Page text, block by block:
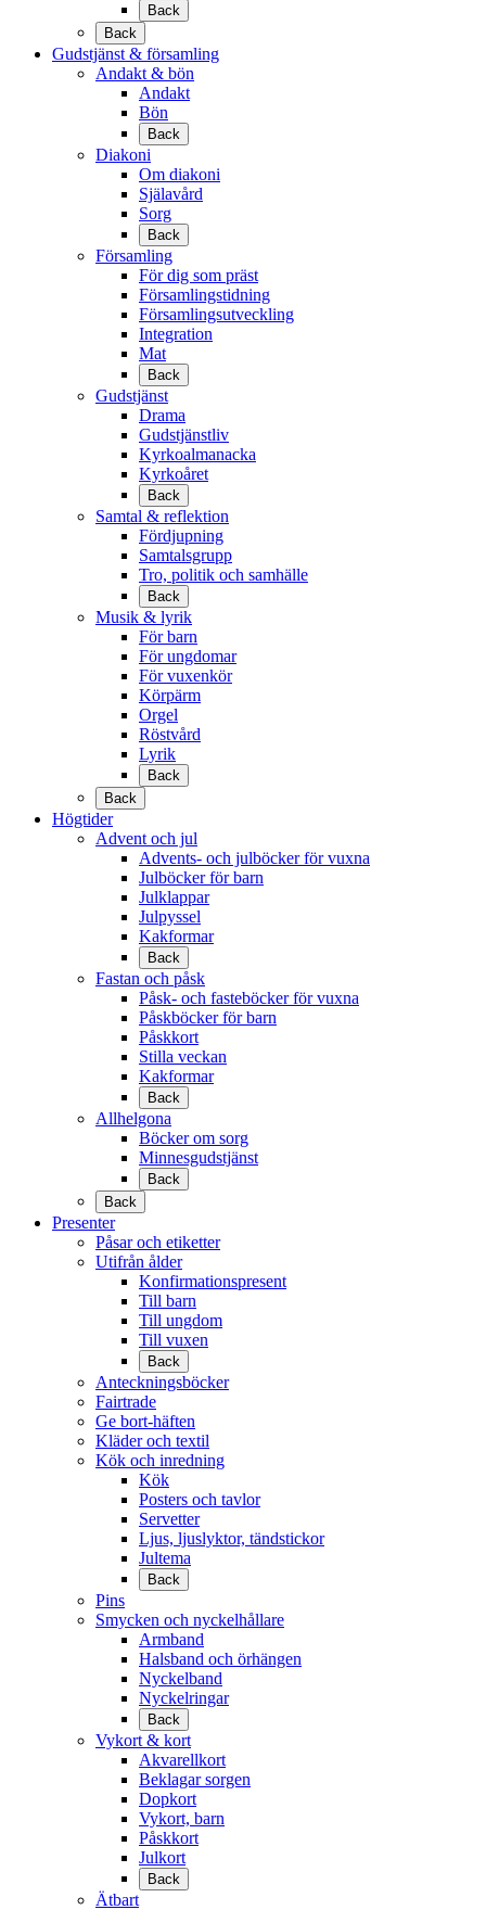
Back
Back
Gudstjänst & församling
Andakt & bön
Andakt
Bön
Back
Diakoni
Om diakoni
Själavård
Sorg
Back
Församling
För dig som präst
Församlingstidning
Församlingsutveckling
Integration
Mat
Back
Gudstjänst
Drama
Gudstjänstliv
Kyrkoalmanacka
Kyrkoåret
Back
Samtal & reflektion
Fördjupning
Samtalsgrupp
Tro, politik och samhälle
Back
Musik & lyrik
För barn
För ungdomar
För vuxenkör
Körpärm
Orgel
Röstvård
Lyrik
Back
Back
Högtider
Advent och jul
Advents- och julböcker för vuxna
Julböcker för barn
Julklappar
Julpyssel
Kakformar
Back
Fastan och påsk
Påsk- och fasteböcker för vuxna
Påskböcker för barn
Påskkort
Stilla veckan
Kakformar
Back
Allhelgona
Böcker om sorg
Minnesgudstjänst
Back
Back
Presenter
Påsar och etiketter
Utifrån ålder
Konfirmationspresent
Till barn
Till ungdom
Till vuxen
Back
Anteckningsböcker
Fairtrade
Ge bort-häften
Kläder och textil
Kök och inredning
Kök
Posters och tavlor
Servetter
Ljus, ljuslyktor, tändstickor
Jultema
Back
Pins
Smycken och nyckelhållare
Armband
Halsband och örhängen
Nyckelband
Nyckelringar
Back
Vykort & kort
Akvarellkort
Beklagar sorgen
Dopkort
Vykort, barn
Påskkort
Julkort
Back
Ätbart